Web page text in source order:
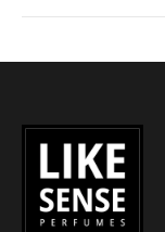
cart.